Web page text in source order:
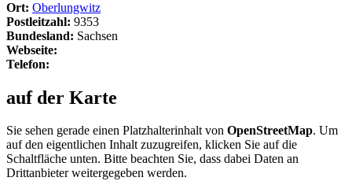
Ort: Oberlungwitz
Postleitzahl: 9353
Bundesland: Sachsen
Webseite:
Telefon:
auf der Karte
Sie sehen gerade einen Platzhalterinhalt von OpenStreetMap. Um
auf den eigentlichen Inhalt zuzugreifen, klicken Sie auf die
Schaltfläche unten. Bitte beachten Sie, dass dabei Daten an
Drittanbieter weitergegeben werden.